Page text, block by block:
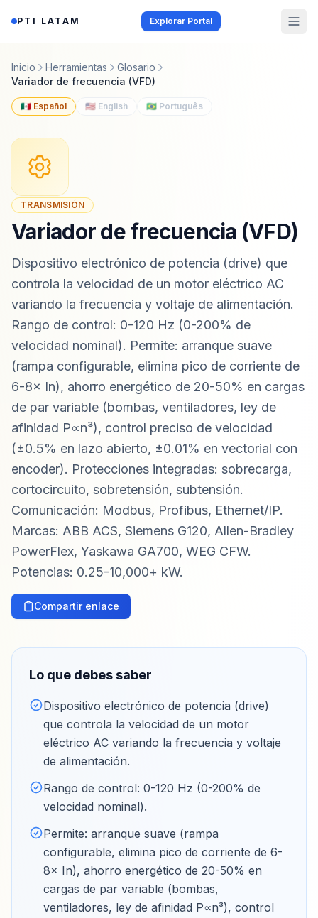
PTI LATAM Explorar Portal
Inicio Herramientas
Glosario
Variador de frecuencia (VFD)
🇲🇽 Español 🇺🇸 English 🇧🇷 Português
TRANSMISIÓN
Variador de frecuencia (VFD)
Dispositivo electrónico de potencia (drive) que
controla la velocidad de un motor eléctrico AC
variando la frecuencia y voltaje de alimentación.
Rango de control: 0-120 Hz (0-200% de
velocidad nominal). Permite: arranque suave
(rampa configurable, elimina pico de corriente de
6-8× In), ahorro energético de 20-50% en cargas
de par variable (bombas, ventiladores, ley de
afinidad P∝n³), control preciso de velocidad
(±0.5% en lazo abierto, ±0.01% en vectorial con
encoder). Protecciones integradas: sobrecarga,
cortocircuito, sobretensión, subtensión.
Comunicación: Modbus, Profibus, Ethernet/IP.
Marcas: ABB ACS, Siemens G120, Allen-Bradley
PowerFlex, Yaskawa GA700, WEG CFW.
Potencias: 0.25-10,000+ kW.
Compartir enlace
Lo que debes saber
Dispositivo electrónico de potencia (drive)
que controla la velocidad de un motor
eléctrico AC variando la frecuencia y voltaje
de alimentación.
Rango de control: 0-120 Hz (0-200% de
velocidad nominal).
Permite: arranque suave (rampa
configurable, elimina pico de corriente de 6-
8× In), ahorro energético de 20-50% en
cargas de par variable (bombas,
ventiladores, ley de afinidad P∝n³), control